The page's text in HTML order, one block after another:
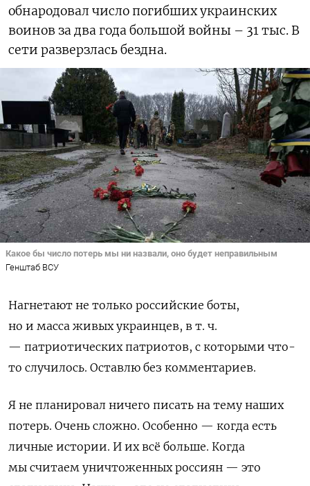
обнародовал число погибших украинских
воинов за два года большой войны – 31 тыс. В
сети разверзлась бездна.
Какое бы число потерь мы ни назвали, оно будет неправильным
Генштаб ВСУ
Нагнетают не только российские боты,
но и масса живых украинцев, в т. ч.
— патриотических патриотов, с которыми что-
то случилось. Оставлю без комментариев.
Я не планировал ничего писать на тему наших
потерь. Очень сложно. Особенно — когда есть
личные истории. И их всё больше. Когда
мы считаем уничтоженных россиян — это